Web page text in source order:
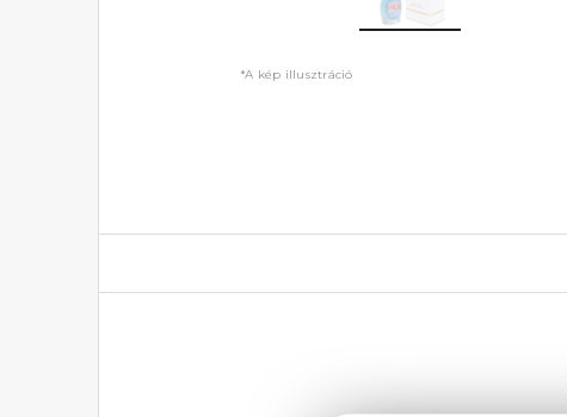
*A kép illusztráció